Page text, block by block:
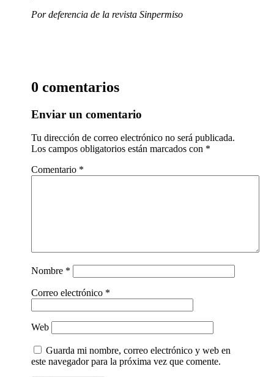
Por deferencia de la revista Sinpermiso
0 comentarios
Enviar un comentario
Tu dirección de correo electrónico no será publicada.
Los campos obligatorios están marcados con *
Comentario *
Nombre *
Correo electrónico *
Web
Guarda mi nombre, correo electrónico y web en
este navegador para la próxima vez que comente.